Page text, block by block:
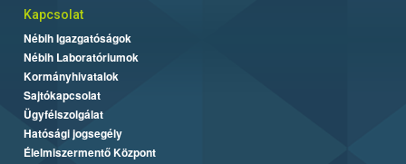
Kapcsolat
Nébih Igazgatóságok
Nébih Laboratóriumok
Kormányhivatalok
Sajtókapcsolat
Ügyfélszolgálat
Hatósági jogsegély
Élelmiszermentő Központ